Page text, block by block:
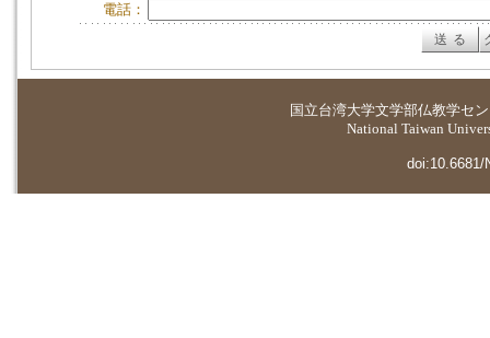
電話：
国立台湾大学文学部仏教学セ
National Taiwan
doi:10.6681/